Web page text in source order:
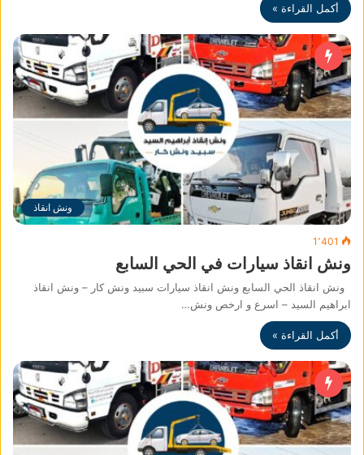
أكمل القراءة »
ونش انقاذ
1٬401
ونش انقاذ سيارات في الحي السابع
ونش انقاذ الحي السابع ونش انقاذ سيارات سبيد ونش كار – ونش انقاذ
ابراهيم السيد – اسرع و ارخص ونش…
أكمل القراءة »